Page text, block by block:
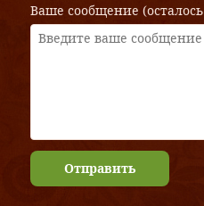
Ваше сообщение (осталось
Отправить